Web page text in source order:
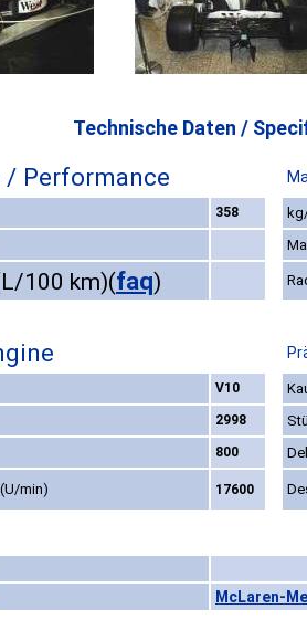
Technische Daten /
/ Performance
358
100 km)(faq)
V10
2998
800
min) 17600
McLaren-